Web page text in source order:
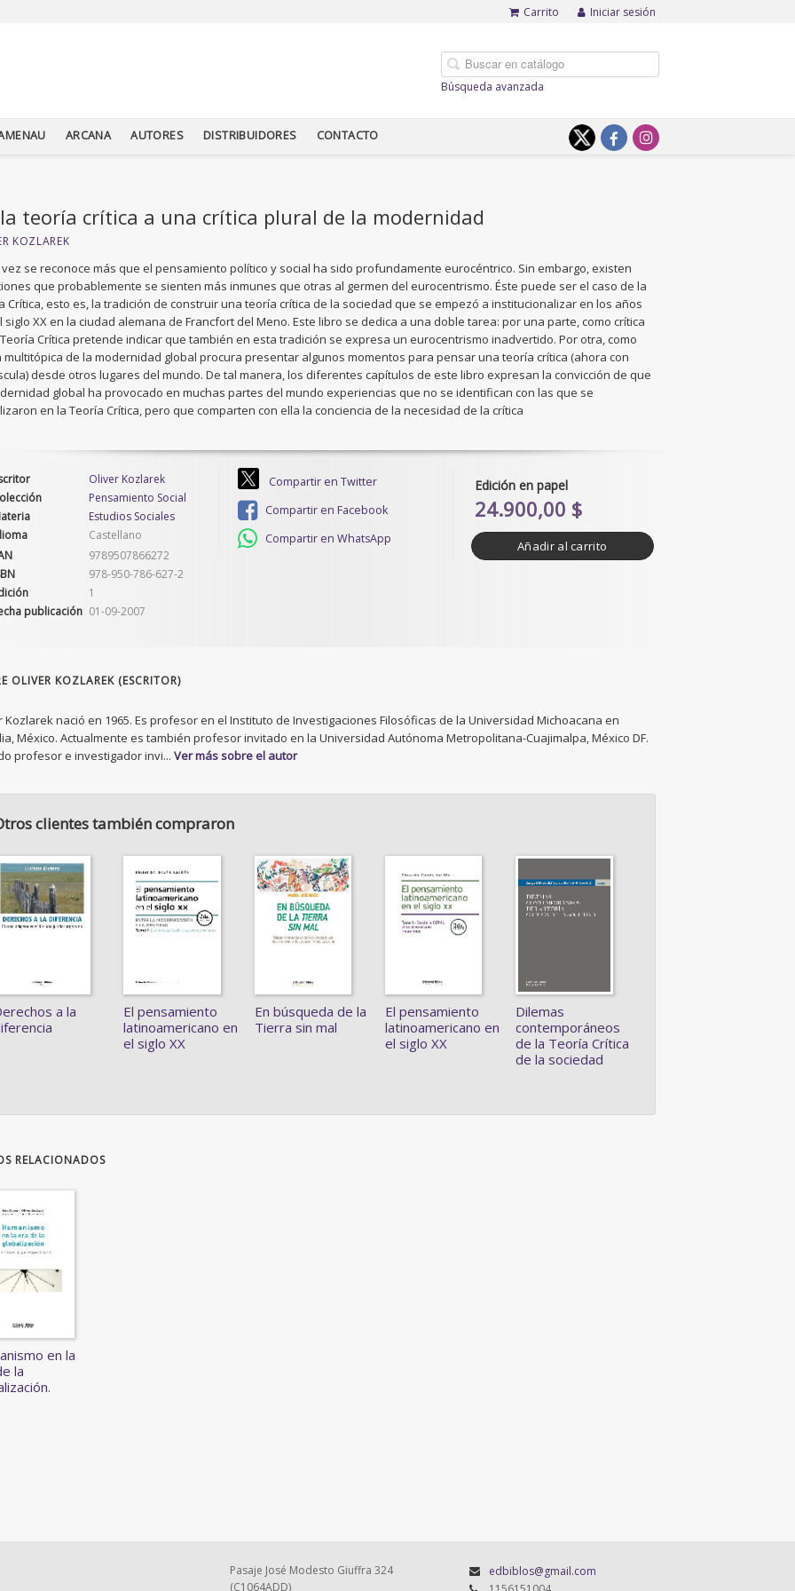
Carrito Iniciar sesión
Búsqueda avanzada
ARCANA AUTORES DISTRIBUIDORES CONTACTO
teoría crítica a una crítica plural de la modernidad
KOZLAREK
vez se reconoce más que el pensamiento político y social ha sido profundamente eurocéntrico. Sin embargo, existen
que probablemente se sienten más inmunes que otras al germen del eurocentrismo. Éste puede ser el caso de la
Crítica, esto es, la tradición de construir una teoría crítica de la sociedad que se empezó a institucionalizar en los años
siglo XX en la ciudad alemana de Francfort del Meno. Este libro se dedica a una doble tarea: por una parte, como crítica
Crítica pretende indicar que también en esta tradición se expresa un eurocentrismo inadvertido. Por otra, como
multitópica de la modernidad global procura presentar algunos momentos para pensar una teoría crítica (ahora con
desde otros lugares del mundo. De tal manera, los diferentes capítulos de este libro expresan la convicción de que
global ha provocado en muchas partes del mundo experiencias que no se identifican con las que se
en la Teoría Crítica, pero que comparten con ella la conciencia de la necesidad de la crítica
Oliver Kozlarek
Pensamiento Social
Estudios Sociales
Castellano
9789507866272
978-950-786-627-2
1
publicación 01-09-2007
Compartir en Twitter
Compartir en Facebook
Compartir en WhatsApp
Edición en papel
24.900,00 $
Añadir al carrito
OLIVER KOZLAREK (ESCRITOR)
Kozlarek nació en 1965. Es profesor en el Instituto de Investigaciones Filosóficas de la Universidad Michoacana en
México. Actualmente es también profesor invitado en la Universidad Autónoma Metropolitana-Cuajimalpa, México DF.
profesor e investigador invi...Ver más sobre el autor
clientes también compraron
a la
El pensamiento
latinoamericano en
el siglo XX
En búsqueda de la
Tierra sin mal
El pensamiento
latinoamericano en
el siglo XX
Dilemas
contemporáneos
de la Teoría Crítica
de la sociedad
RELACIONADOS
en la
la
Pasaje José Modesto Giuffra 324
(C1064ADD)
edbiblos@gmail.com